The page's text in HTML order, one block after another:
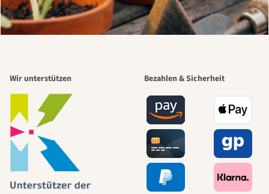
Wir unterstützen Bezahlen & Sicherheit